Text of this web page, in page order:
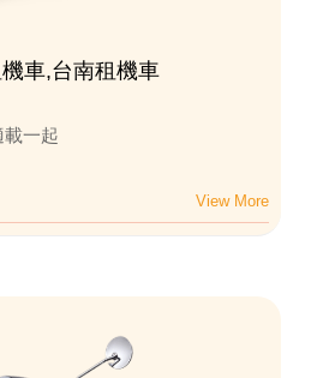
車,台南租機車
一起